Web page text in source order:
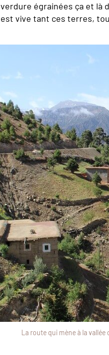
verdure égrainées ça et là
est vive tant ces terres,
La route qui mène à la